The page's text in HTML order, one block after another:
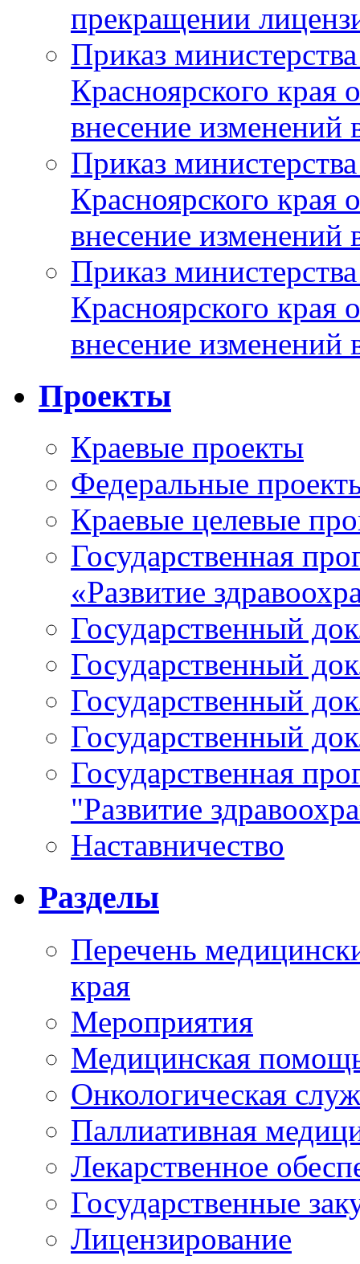
прекращении
Приказ
Красноярского
внесение изменений
Приказ
Красноярского
внесение изменений
Приказ
Красноярского
внесение изменений
Проекты
Краевые проекты
Федеральные
Краевые целевые
Государственная
«Развитие
Государственный
Государственный
Государственный
Государственный
Государственная
"Развитие
Наставничество
Разделы
Перечень
края
Мероприятия
Медицинская
Онкологическая
Паллиативная
Лекарственное
Государственные
Лицензирование